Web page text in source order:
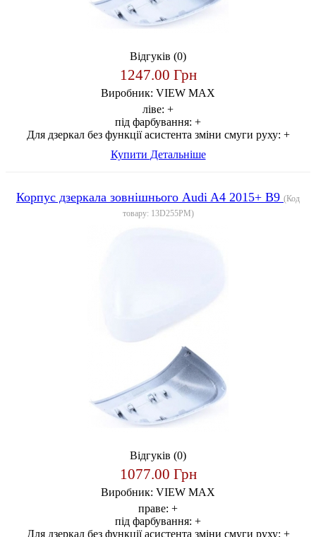
Відгуків (0)
1247.00 Грн
Виробник: VIEW MAX
ліве: +
під фарбування: +
Для дзеркал без функції асистента зміни смуги руху: +
Купити Детальніше
Корпус дзеркала зовнішнього Audi A4 2015+ B9 (Код
товару: 13D255PM)
Відгуків (0)
1077.00 Грн
Виробник: VIEW MAX
праве: +
під фарбування: +
Для дзеркал без функції асистента зміни смуги руху: +